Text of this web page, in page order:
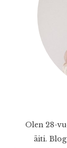
Olen 28-
äiti.